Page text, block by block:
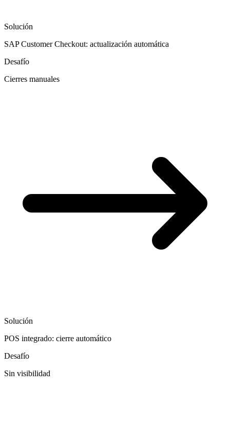
Solución
SAP Customer Checkout: actualización automática
Desafío
Cierres manuales
Solución
POS integrado: cierre automático
Desafío
Sin visibilidad